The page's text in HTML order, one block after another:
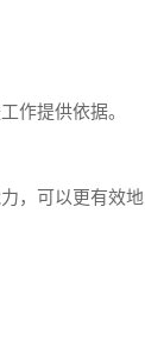
作提供依据。
，可以更有效地